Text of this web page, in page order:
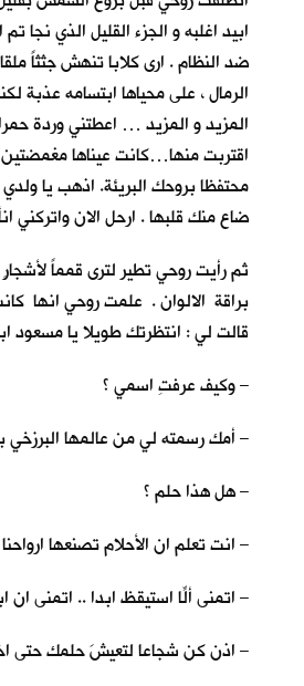
ابيد اغلبه و الجزء القليل الذي
ضد النظام . ارى كلابا تنهش جثثاً
الرمال ، على محياها ابتسامه
المزيد و المزيد … اعطتني وردة
اقتربت منها…كانت عيناها
محتفظا بروحك البريئة. اذهب يا
ضاع منك قلبها . ارحل الان واتركني
ثم رأيت روحي تطير لترى قمماً
براقة الالوان . علمت روحي انها
قالت لي : انتظرتك طويلا يا مسعود
– وكيف عرفتِ اسمي ؟
– أمك رسمته لي من عالمها
– هل هذا حلم ؟
– انت تعلم ان الأحلام تصنعها
– اتمنى ألّا استيقظ ابدا .. اتمنى
– اذن كن شجاعا لتعيشَ حلمك حتى